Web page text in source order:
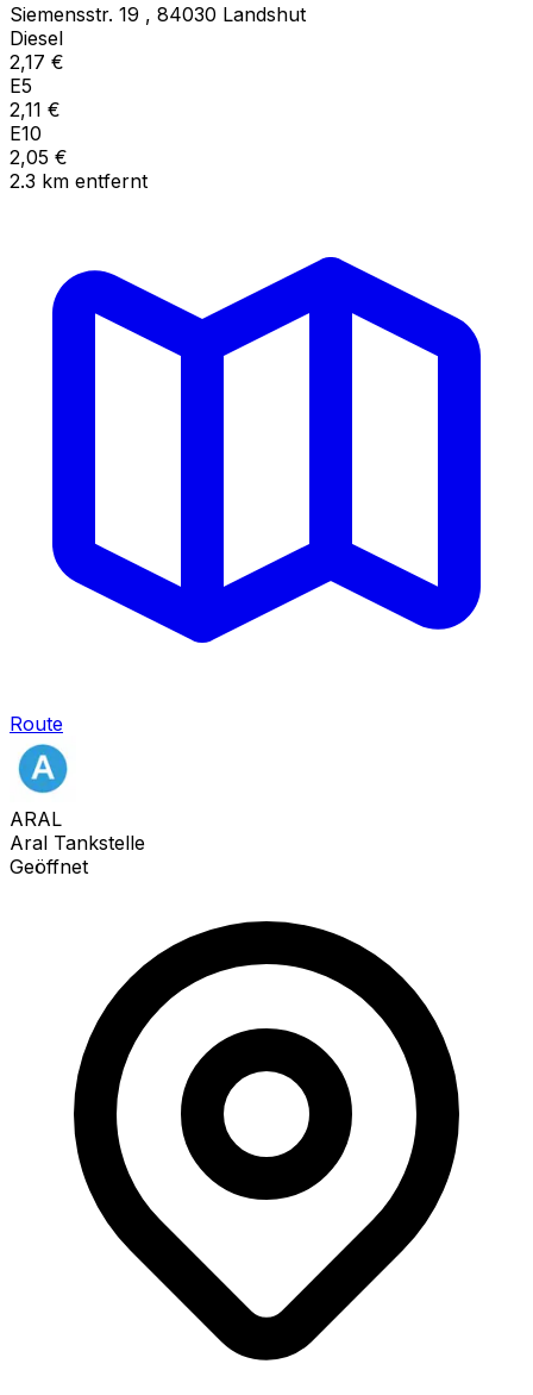
Siemensstr. 19 , 84030 Landshut
Diesel
2,17 €
E5
2,11 €
E10
2,05 €
2.3 km entfernt
Route
ARAL
Aral Tankstelle
Geöffnet